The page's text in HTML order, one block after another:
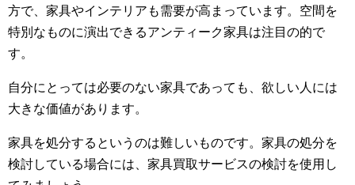
方で、家具やインテリアも需要が高まっています。空間を
特別なものに演出できるアンティーク家具は注目の的で
す。
自分にとっては必要のない家具であっても、欲しい人には
大きな価値があります。
家具を処分するというのは難しいものです。家具の処分を
検討している場合には、家具買取サービスの検討を使用し